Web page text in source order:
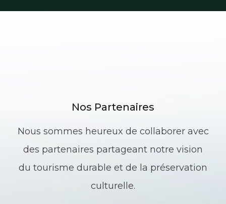
Nos Partenaires
Nous sommes heureux de collaborer avec
des partenaires partageant notre vision
du tourisme durable et de la préservation
culturelle.